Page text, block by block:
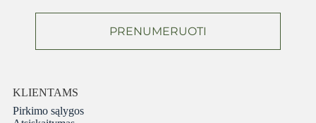
PRENUMERUOTI
KLIENTAMS
Pirkimo sąlygos